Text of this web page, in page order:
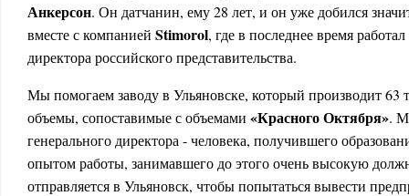
Анкерсон. Он датчанин, ему 28 лет, и он уже добился
вместе с компанией Stimorol, где в последнее время
директора российского представительства.
Мы помогаем заводу в Ульяновске, который производит 63
объемы, сопоставимые с объемами «Красного Октября».
генерального директора - человека, получившего
опытом работы, занимавшего до этого очень высокую
отправляется в Ульяновск, чтобы попытаться вывести